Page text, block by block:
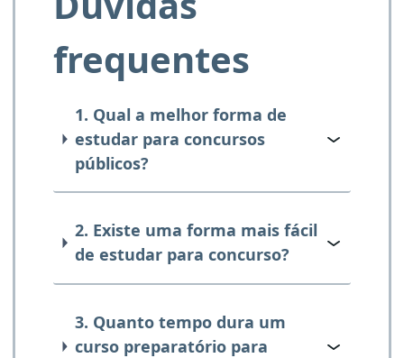
frequentes
1. Qual a melhor forma de
estudar para concursos
públicos?
2. Existe uma forma mais fácil
de estudar para concurso?
3. Quanto tempo dura um
curso preparatório para